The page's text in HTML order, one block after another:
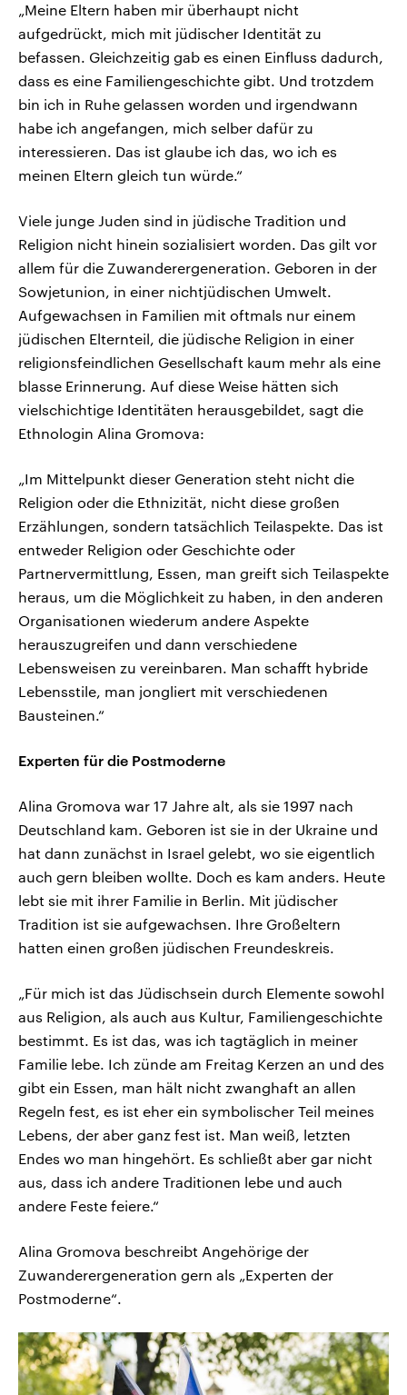
„Meine Eltern haben mir überhaupt nicht
aufgedrückt, mich mit jüdischer Identität zu
befassen. Gleichzeitig gab es einen Einfluss dadurch,
dass es eine Familiengeschichte gibt. Und trotzdem
bin ich in Ruhe gelassen worden und irgendwann
habe ich angefangen, mich selber dafür zu
interessieren. Das ist glaube ich das, wo ich es
meinen Eltern gleich tun würde.“
Viele junge Juden sind in jüdische Tradition und
Religion nicht hinein sozialisiert worden. Das gilt vor
allem für die Zuwanderergeneration. Geboren in der
Sowjetunion, in einer nichtjüdischen Umwelt.
Aufgewachsen in Familien mit oftmals nur einem
jüdischen Elternteil, die jüdische Religion in einer
religionsfeindlichen Gesellschaft kaum mehr als eine
blasse Erinnerung. Auf diese Weise hätten sich
vielschichtige Identitäten herausgebildet, sagt die
Ethnologin Alina Gromova:
„Im Mittelpunkt dieser Generation steht nicht die
Religion oder die Ethnizität, nicht diese großen
Erzählungen, sondern tatsächlich Teilaspekte. Das ist
entweder Religion oder Geschichte oder
Partnervermittlung, Essen, man greift sich Teilaspekte
heraus, um die Möglichkeit zu haben, in den anderen
Organisationen wiederum andere Aspekte
herauszugreifen und dann verschiedene
Lebensweisen zu vereinbaren. Man schafft hybride
Lebensstile, man jongliert mit verschiedenen
Bausteinen.“
Experten für die Postmoderne
Alina Gromova war 17 Jahre alt, als sie 1997 nach
Deutschland kam. Geboren ist sie in der Ukraine und
hat dann zunächst in Israel gelebt, wo sie eigentlich
auch gern bleiben wollte. Doch es kam anders. Heute
lebt sie mit ihrer Familie in Berlin. Mit jüdischer
Tradition ist sie aufgewachsen. Ihre Großeltern
hatten einen großen jüdischen Freundeskreis.
„Für mich ist das Jüdischsein durch Elemente sowohl
aus Religion, als auch aus Kultur, Familiengeschichte
bestimmt. Es ist das, was ich tagtäglich in meiner
Familie lebe. Ich zünde am Freitag Kerzen an und des
gibt ein Essen, man hält nicht zwanghaft an allen
Regeln fest, es ist eher ein symbolischer Teil meines
Lebens, der aber ganz fest ist. Man weiß, letzten
Endes wo man hingehört. Es schließt aber gar nicht
aus, dass ich andere Traditionen lebe und auch
andere Feste feiere.“
Alina Gromova beschreibt Angehörige der
Zuwanderergeneration gern als „Experten der
Postmoderne“.